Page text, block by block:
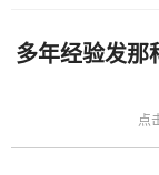
多年经验发那
点